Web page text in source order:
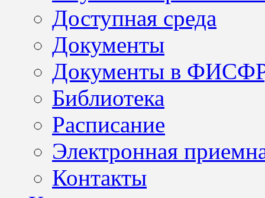
Доступная среда
Документы
Документы в
Библиотека
Расписание
Электронная
Контакты